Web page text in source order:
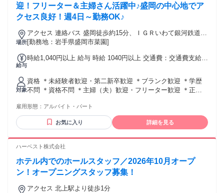
迎！フリーター＆主婦さん活躍中♪盛岡の中心地でア
クセス良好！週4日～勤務OK♪
場所
アクセス 連絡バス 盛岡徒歩約15分、ＩＧＲいわて銀河鉄道線
盛岡南口徒歩約15分、ＪＲ山田線 盛岡南口徒歩約15分
[勤務地：岩手県盛岡市菜園]
給与
時給1,040円以上 給与 時給 1040円以上 交通費：交通費支給
内！駅近なので雨の日の通勤も楽々◎ 盛岡の主要駅からもア
クセス抜群の場所です★ 上盛岡駅・仙北町駅・山岸駅・ 青山
駅・仙北駅や 滝沢市・紫波市・矢巾町 大船渡市・八幡平市・
岩手町 など各方面から 通われているスタッフも多数◎ シフ
等あれば、ご相談くださいね♪
対象
資格 ＊未経験者歓迎・第二新卒歓迎 ＊ブランク歓迎 ＊学歴
不問 ＊資格不問 ＊主婦（夫）歓迎・フリーター歓迎 ＊正社
＊Wワーク歓迎（副業OK） ＊ハローワークでお探しの方も歓
迎 ＊日本語で接客出来る方
雇用形態： アルバイト・パート
お気に入り 詳細を見る
ハーベスト株式会社
ホテル内でのホールスタッフ／2026年10月オープ
ン！オープニングスタッフ募集！
アクセス 北上駅より徒歩1分